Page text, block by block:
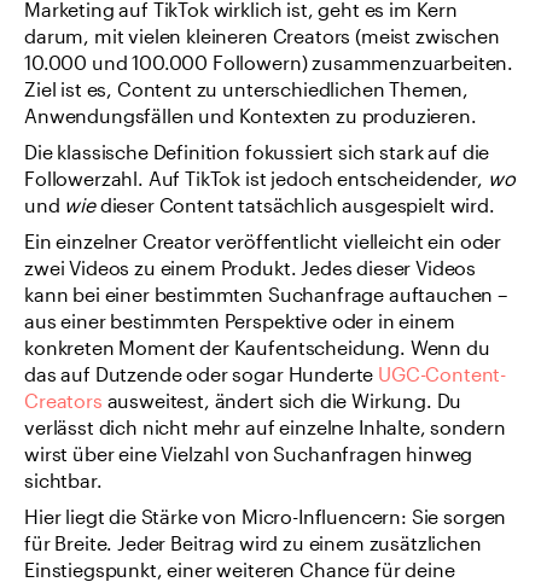
Marketing auf TikTok wirklich ist, geht es im Kern
darum, mit vielen kleineren Creators (meist zwischen
10.000 und 100.000 Followern) zusammenzuarbeiten.
Ziel ist es, Content zu unterschiedlichen Themen,
Anwendungsfällen und Kontexten zu produzieren.
Die klassische Definition fokussiert sich stark auf die
Followerzahl. Auf TikTok ist jedoch entscheidender, wo
und wie dieser Content tatsächlich ausgespielt wird.
Ein einzelner Creator veröffentlicht vielleicht ein oder
zwei Videos zu einem Produkt. Jedes dieser Videos
kann bei einer bestimmten Suchanfrage auftauchen –
aus einer bestimmten Perspektive oder in einem
konkreten Moment der Kaufentscheidung. Wenn du
das auf Dutzende oder sogar Hunderte UGC-Content-
Creators ausweitest, ändert sich die Wirkung. Du
verlässt dich nicht mehr auf einzelne Inhalte, sondern
wirst über eine Vielzahl von Suchanfragen hinweg
sichtbar.
Hier liegt die Stärke von Micro-Influencern: Sie sorgen
für Breite. Jeder Beitrag wird zu einem zusätzlichen
Einstiegspunkt, einer weiteren Chance für deine